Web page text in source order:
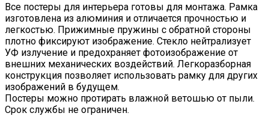
Все постеры для интерьера готовы для монтажа. Рамка
изготовлена из алюминия и отличается прочностью и
легкостью. Прижимные пружины с обратной стороны
плотно фиксируют изображение. Стекло нейтрализует
УФ излучение и предохраняет фотоизображение от
внешних механических воздействий. Легкоразборная
конструкция позволяет использовать рамку для других
изображений в будущем.
Постеры можно протирать влажной ветошью от пыли.
Срок службы не ограничен.